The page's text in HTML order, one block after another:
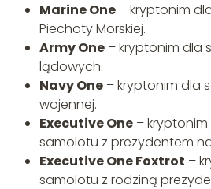
Marine One– kryptonim
Piechoty Morskiej.
Army One– kryptonim dla
lądowych.
Navy One– kryptonim dla
wojennej.
Executive One–
samolotu z prezydentem
Executive One Foxtrot –
samolotu z rodziną